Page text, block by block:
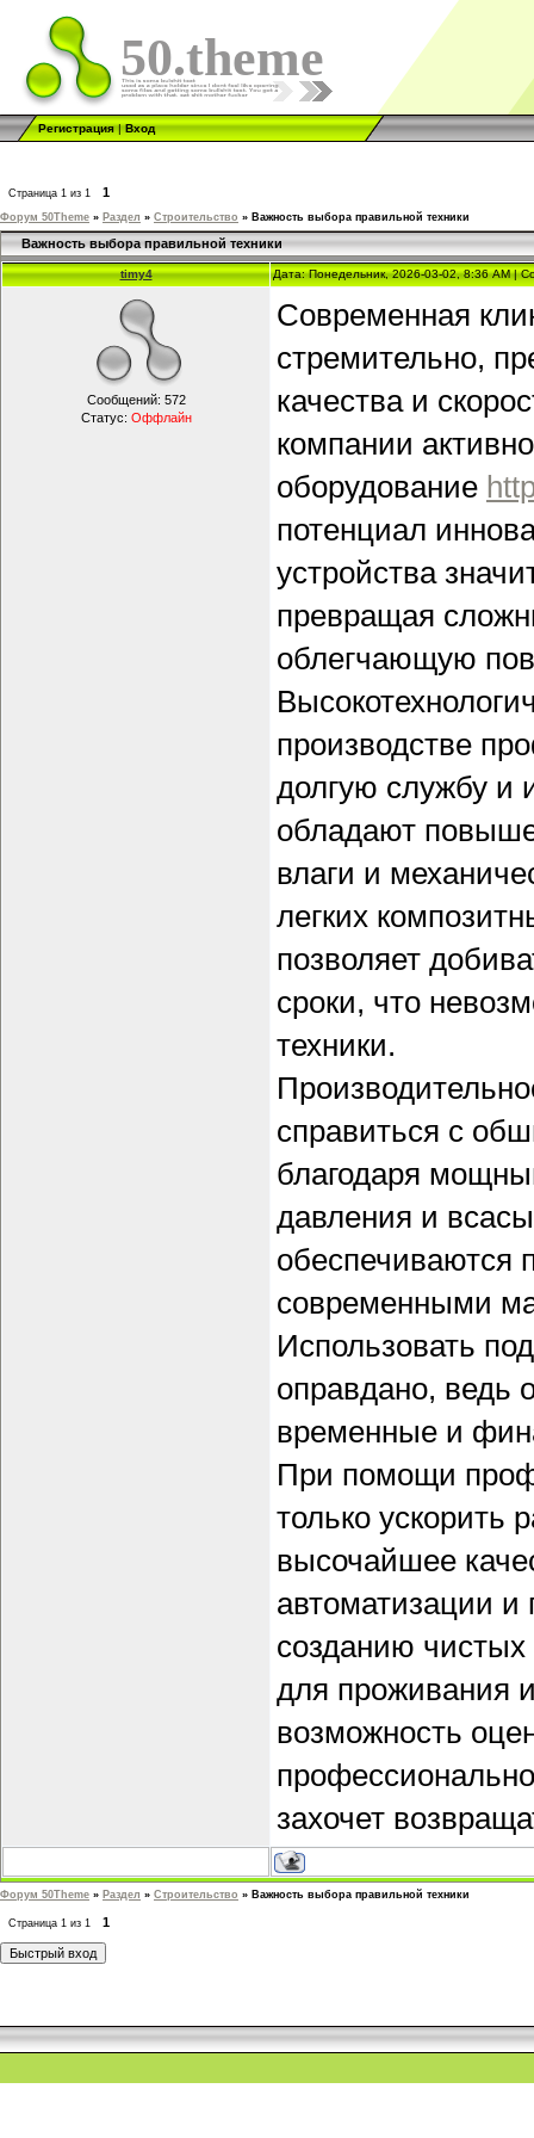
50.theme
Регистрация|Вход
Страница 1 из 1 1
Форум 50Theme » Раздел » Строительство » Важность выбора правильной техники
Важность выбора правильной техники
timy4 Дата: Понедельник, 2026-03-02, 8:36 AM |
Сообщений: 572
Статус: Оффлайн
Современная
стремительно,
качества и
компании
оборудование
потенциал
устройства
превращая
облегчающую
производстве
долгую службу и
обладают
влаги и
легких
позволяет
сроки, что
техники.
справиться с
благодаря
давления и
современными
Использовать
оправдано, ведь
временные и
При помощи
только ускорить
высочайшее
автоматизации и
созданию
для проживания
возможность
захочет
Форум 50Theme » Раздел » Строительство » Важность выбора правильной техники
Страница 1 из 1 1